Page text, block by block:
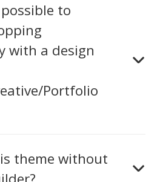
to
with a design
Portfolio
theme without